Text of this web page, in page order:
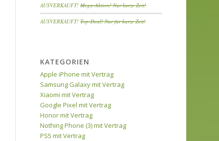
AUSVERKAUFT!Mega-Aktion! Nur kurze Zeit!
AUSVERKAUFT!Top-Deal! Nur für kurze Zeit!
KATEGORIEN
Apple iPhone mit Vertrag
Samsung Galaxy mit Vertrag
Xiaomi mit Vertrag
Google Pixel mit Vertrag
Honor mit Vertrag
Nothing Phone (3) mit Vertrag
PS5 mit Vertrag